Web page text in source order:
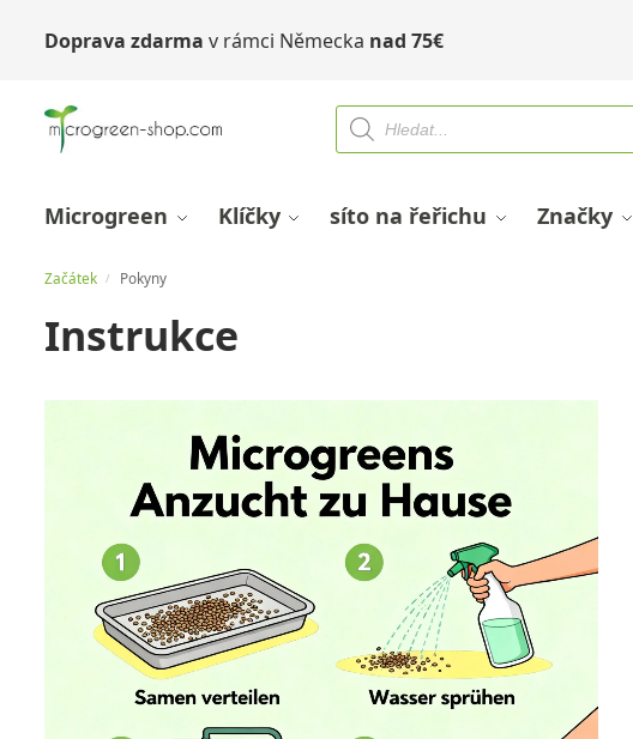
Doprava zdarma v rámci Německa nad 75€
Microgreen Klíčky síto na řeřichu Značky
Začátek / Pokyny
Instrukce